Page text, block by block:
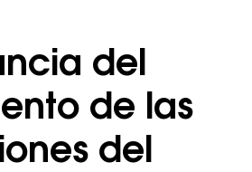
del
de las
del